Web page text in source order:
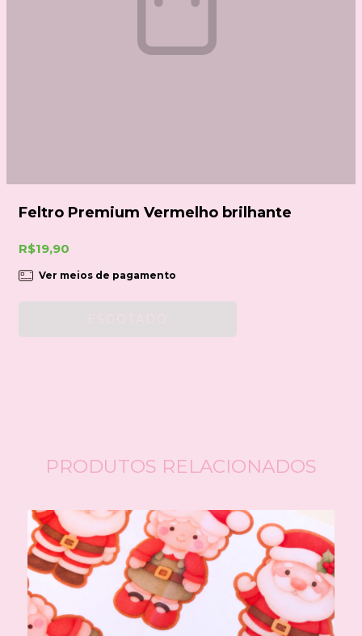
Feltro Premium Vermelho brilhante
R$19,90
Ver meios de pagamento
PRODUTOS RELACIONADOS